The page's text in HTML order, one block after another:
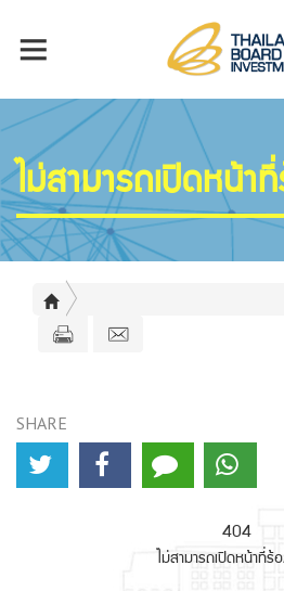
ไม่สามารถเปิดหน้า
SHARE
404
ไม่สามารถเปิดหน้าที่ร้